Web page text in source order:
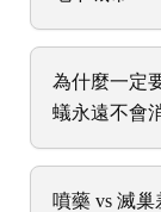
為什麼一定
蟻永遠不會
噴藥 vs 滅